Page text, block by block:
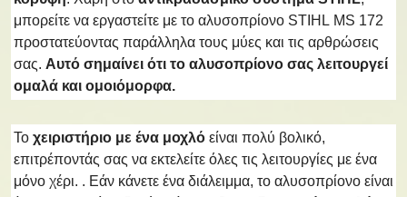
μπορείτε να εργαστείτε με το αλυσοπρίονο STIHL MS 172
προστατεύοντας παράλληλα τους μύες και τις αρθρώσεις
σας. Αυτό σημαίνει ότι το αλυσοπρίονο σας λειτουργεί
ομαλά και ομοιόμορφα.
Το χειριστήριο με ένα μοχλό είναι πολύ βολικό,
επιτρέποντάς σας να εκτελείτε όλες τις λειτουργίες με ένα
μόνο χέρι. . Εάν κάνετε ένα διάλειμμα, το αλυσοπρίονο είναι